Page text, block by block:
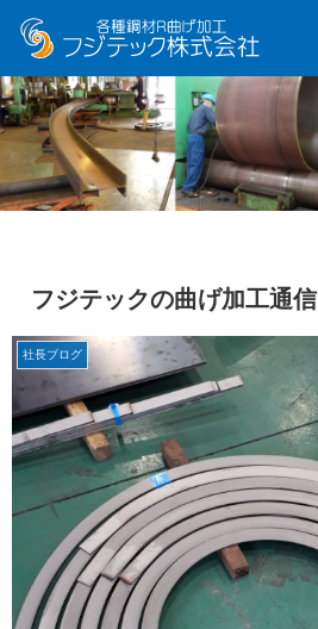
フジテックの曲げ加工通信
社長ブログ